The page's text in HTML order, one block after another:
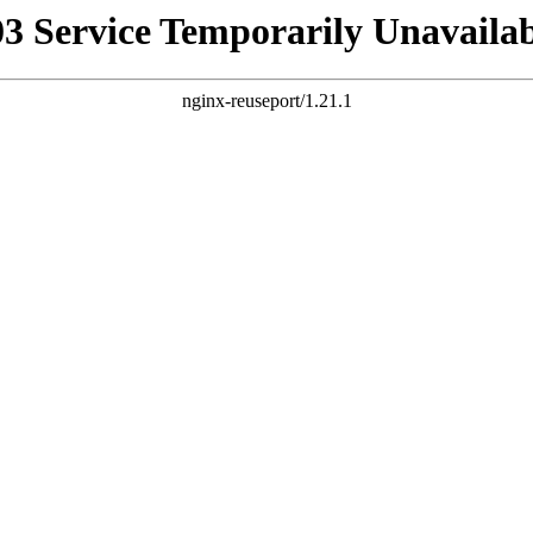
Service Temporarily
nginx-reuseport/1.21.1